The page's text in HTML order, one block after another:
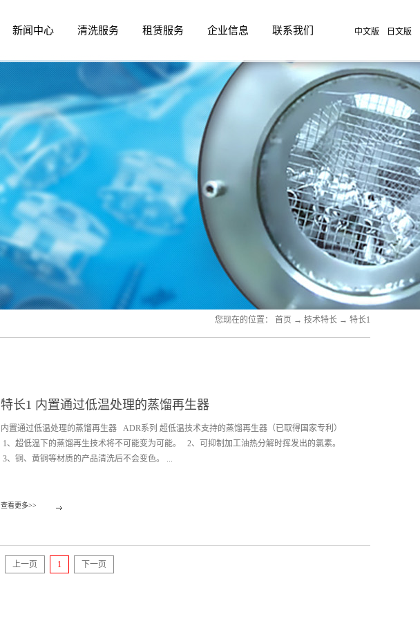
中文版 日文版
新闻中心 清洗服务 租赁服务 企业信息 联系我们
您现在的位置： 首页 → 技术特长 → 特长1
特长1 内置通过低温处理的蒸馏再生器
内置通过低温处理的蒸馏再生器 ADR系列 超低温技术支持的蒸馏再生器（已取得国家专利）
1、超低温下的蒸馏再生技术将不可能变为可能。 2、可抑制加工油热分解时挥发出的氯素。
3、铜、黄铜等材质的产品清洗后不会变色。 ...
4、干燥后的产品表面温度低，提高清洗效率。 5、树脂材料洗篮的使用变为可能。
查看更多>>
上一页 1 下一页